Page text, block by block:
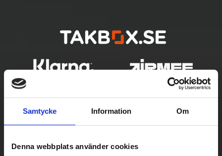
Samtycke Information Om
Denna webbplats använder cookies